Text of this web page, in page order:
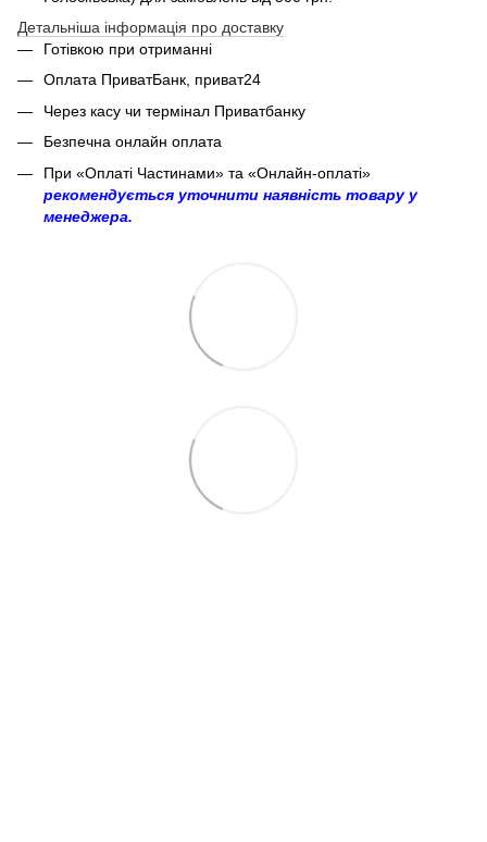
Детальніша інформація про доставку
Готівкою при отриманні
Оплата ПриватБанк, приват24
Через касу чи термінал Приватбанку
Безпечна онлайн оплата
При «Оплаті Частинами» та «Онлайн-оплаті»
рекомендується уточнити наявність товару у
менеджера.